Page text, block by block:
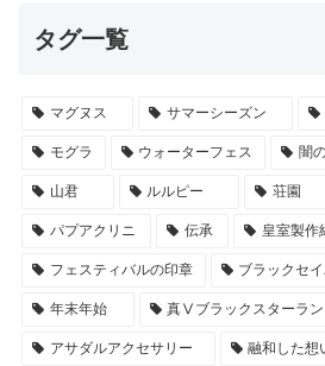
タグ一覧
マグヌス サマーシーズン
モグラ ウォーターフェス 闇
山君 ルルピー 荘園
パプアクリニ 伝承 皇室製作
フェスティバルの印章 ブラックセ
年末年始 真Ⅴブラックスターラン
アサダルアクセサリー 融和した想